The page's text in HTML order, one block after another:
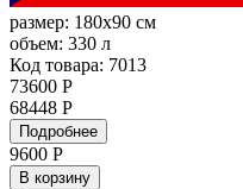
размер: 180x90 см
объем: 330 л
Код товара: 7013
73600 Р
68448 Р
Подробнее
9600 Р
В корзину